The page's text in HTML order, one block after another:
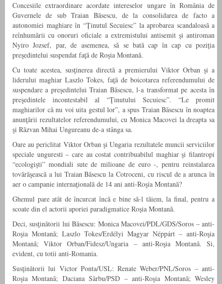
Concesiile extraordinare acordate intereselor ungare în România de
Guvernele de sub Traian Băsescu, de la consolidarea de facto a
autonomiei maghiare în “Ţinutul Secuiesc” la aprobarea scandaloasă a
reînhumării cu onoruri oficiale a extremistului antisemit şi antiroman
Nyiro Jozsef, par, de asemenea, să se bată cap în cap cu poziţia
preşedintelui suspendat faţă de Roşia Montană.
Cu toate acestea, susţinerea directă a premierului Viktor Orban şi a
liderului maghiar Laszlo Tokes, faţă de boicotarea referendumului de
suspendare a preşedintelui Traian Băsescu, l-a transformat pe acesta în
preşedintele incontestabil al “Ţinutului Secuiesc”. “Le promit
maghiarilor că nu voi uita gestul lor”, a spus Traian Băsescu în noaptea
anunţării rezultatelor referendumului, cu Monica Macovei la dreapta sa
şi Răzvan Mihai Ungureanu de-a stânga sa.
Oare au periclitat Viktor Orban şi Ungaria rezultatele muncii serviciilor
speciale unguresti – care au costat contribuabilul maghiar şi filantropi
“ecologişti” mondiali sute de milioane de euro -, pentru reinstalarea
tovărăşească a lui Traian Băsescu la Cotroceni, cu riscul de a arunca în
aer o campanie internaţională de 14 ani anti-Roşia Montană?
Ghemul pare atât de încurcat încă e bine să-l tăiem, la final, pentru a
scoate din el actorii aporiei paradigmatice Roşia Montană.
Deci, susţinătorii lui Băsescu: Monica Macovei/PDL/GDS/Soros – anti-
Roşia Montană; Laszlo Tokes/Erdélyi Magyar Néppárt – anti-Roşia
Montană; Viktor Orban/Fidesz/Ungaria – anti-Roşia Montană. Si,
evident, cu totii anti-Romania.
Susţinătorii lui Victor Ponta/USL: Renate Weber/PNL/Soros – anti-
Roşia Montană; Daciana Sârbu/PSD – anti-Roşia Montană; Wesley